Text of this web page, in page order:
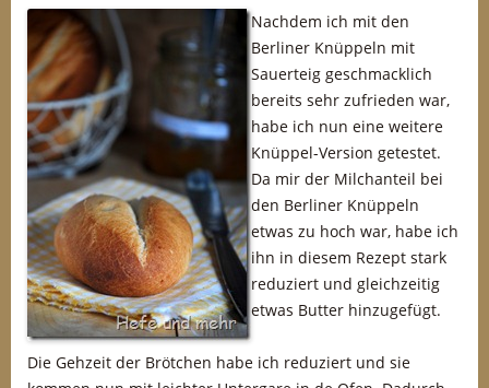
Nachdem ich mit den
Berliner Knüppeln mit
Sauerteig geschmacklich
bereits sehr zufrieden war,
habe ich nun eine weitere
Knüppel-Version getestet.
Da mir der Milchanteil bei
den Berliner Knüppeln
etwas zu hoch war, habe ich
ihn in diesem Rezept stark
reduziert und gleichzeitig
etwas Butter hinzugefügt.
Die Gehzeit der Brötchen habe ich reduziert und sie